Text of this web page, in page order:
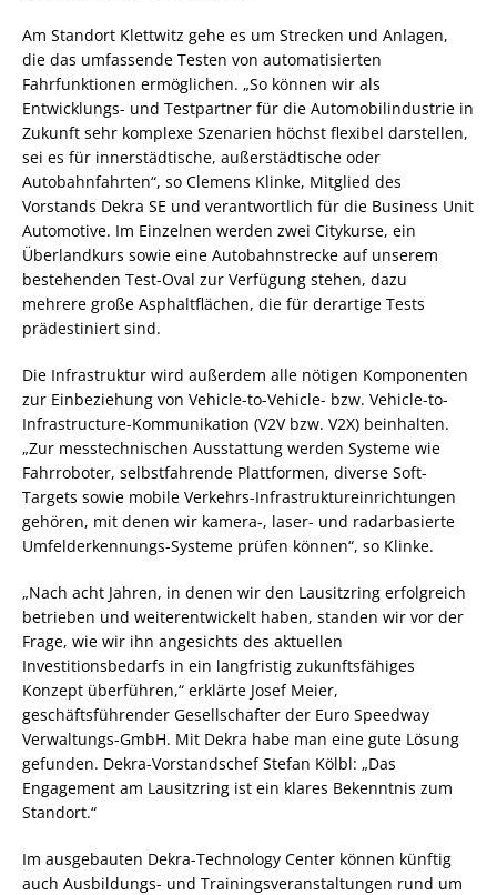
Am Standort Klettwitz gehe es um Strecken und Anlagen,
die das umfassende Testen von automatisierten
Fahrfunktionen ermöglichen. „So können wir als
Entwicklungs- und Testpartner für die Automobilindustrie in
Zukunft sehr komplexe Szenarien höchst flexibel darstellen,
sei es für innerstädtische, außerstädtische oder
Autobahnfahrten“, so Clemens Klinke, Mitglied des
Vorstands Dekra SE und verantwortlich für die Business Unit
Automotive. Im Einzelnen werden zwei Citykurse, ein
Überlandkurs sowie eine Autobahnstrecke auf unserem
bestehenden Test-Oval zur Verfügung stehen, dazu
mehrere große Asphaltflächen, die für derartige Tests
prädestiniert sind.
Die Infrastruktur wird außerdem alle nötigen Komponenten
zur Einbeziehung von Vehicle-to-Vehicle- bzw. Vehicle-to-
Infrastructure-Kommunikation (V2V bzw. V2X) beinhalten.
„Zur messtechnischen Ausstattung werden Systeme wie
Fahrroboter, selbstfahrende Plattformen, diverse Soft-
Targets sowie mobile Verkehrs-Infrastruktureinrichtungen
gehören, mit denen wir kamera-, laser- und radarbasierte
Umfelderkennungs-Systeme prüfen können“, so Klinke.
„Nach acht Jahren, in denen wir den Lausitzring erfolgreich
betrieben und weiterentwickelt haben, standen wir vor der
Frage, wie wir ihn angesichts des aktuellen
Investitionsbedarfs in ein langfristig zukunftsfähiges
Konzept überführen,“ erklärte Josef Meier,
geschäftsführender Gesellschafter der Euro Speedway
Verwaltungs-GmbH. Mit Dekra habe man eine gute Lösung
gefunden. Dekra-Vorstandschef Stefan Kölbl: „Das
Engagement am Lausitzring ist ein klares Bekenntnis zum
Standort.“
Im ausgebauten Dekra-Technology Center können künftig
auch Ausbildungs- und Trainingsveranstaltungen rund um